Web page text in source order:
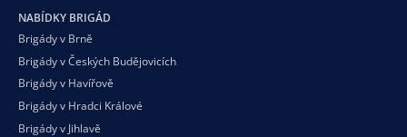
NABÍDKY BRIGÁD
Brigády v Brně
Brigády v Českých Budějovicích
Brigády v Havířově
Brigády v Hradci Králové
Brigády v Jihlavě